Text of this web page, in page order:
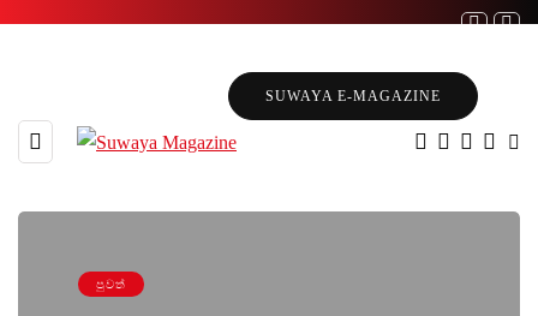
SUWAYA E-MAGAZINE
පුවත්